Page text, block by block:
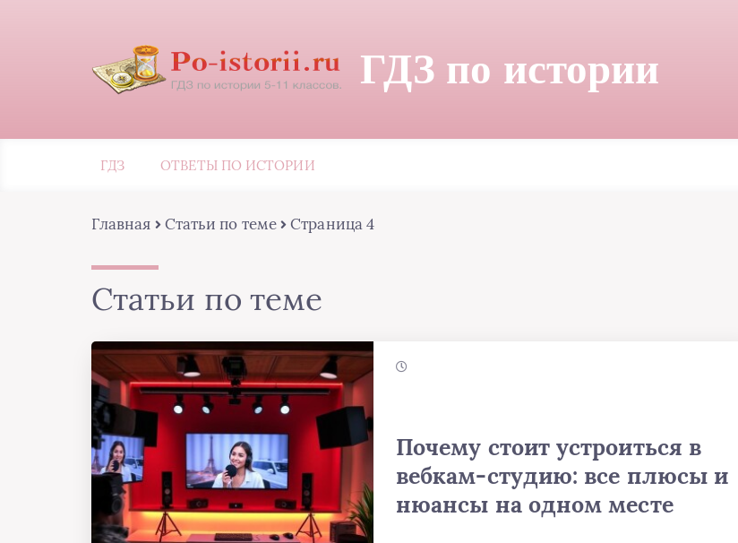
ГДЗ по истории
ГДЗ ОТВЕТЫ ПО ИСТОРИИ
Главная Статьи по теме Страница 4
Статьи по теме
Почему стоит устроиться в
вебкам-студию: все плюсы и
нюансы на одном месте